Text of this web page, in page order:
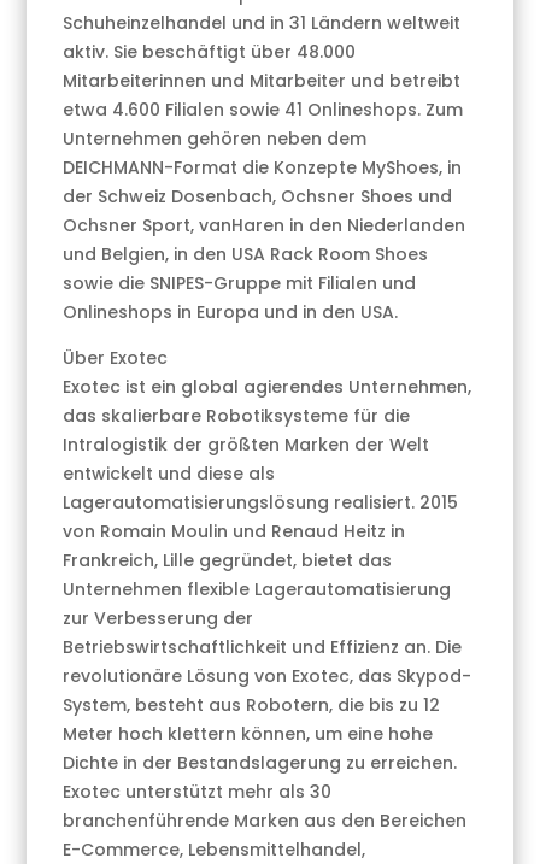
Schuheinzelhandel und in 31 Ländern weltweit
aktiv. Sie beschäftigt über 48.000
Mitarbeiterinnen und Mitarbeiter und betreibt
etwa 4.600 Filialen sowie 41 Onlineshops. Zum
Unternehmen gehören neben dem
DEICHMANN-Format die Konzepte MyShoes, in
der Schweiz Dosenbach, Ochsner Shoes und
Ochsner Sport, vanHaren in den Niederlanden
und Belgien, in den USA Rack Room Shoes
sowie die SNIPES-Gruppe mit Filialen und
Onlineshops in Europa und in den USA.
Über Exotec
Exotec ist ein global agierendes Unternehmen,
das skalierbare Robotiksysteme für die
Intralogistik der größten Marken der Welt
entwickelt und diese als
Lagerautomatisierungslösung realisiert. 2015
von Romain Moulin und Renaud Heitz in
Frankreich, Lille gegründet, bietet das
Unternehmen flexible Lagerautomatisierung
zur Verbesserung der
Betriebswirtschaftlichkeit und Effizienz an. Die
revolutionäre Lösung von Exotec, das Skypod-
System, besteht aus Robotern, die bis zu 12
Meter hoch klettern können, um eine hohe
Dichte in der Bestandslagerung zu erreichen.
Exotec unterstützt mehr als 30
branchenführende Marken aus den Bereichen
E-Commerce, Lebensmittelhandel,